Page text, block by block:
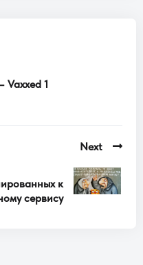
1
Next
к
сервису